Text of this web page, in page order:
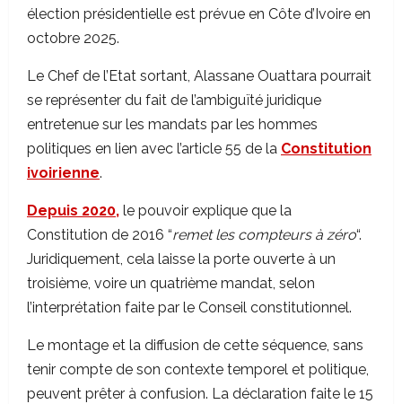
élection présidentielle est prévue en Côte d’Ivoire en
octobre 2025.
Le Chef de l’Etat sortant, Alassane Ouattara pourrait
se représenter du fait de l’ambiguïté juridique
entretenue sur les mandats par les hommes
politiques en lien avec l’article 55 de la Constitution
ivoirienne.
Depuis 2020, le pouvoir explique que la
Constitution de 2016 “remet les compteurs à zéro“.
Juridiquement, cela laisse la porte ouverte à un
troisième, voire un quatrième mandat, selon
l’interprétation faite par le Conseil constitutionnel.
Le montage et la diffusion de cette séquence, sans
tenir compte de son contexte temporel et politique,
peuvent prêter à confusion. La déclaration faite le 15